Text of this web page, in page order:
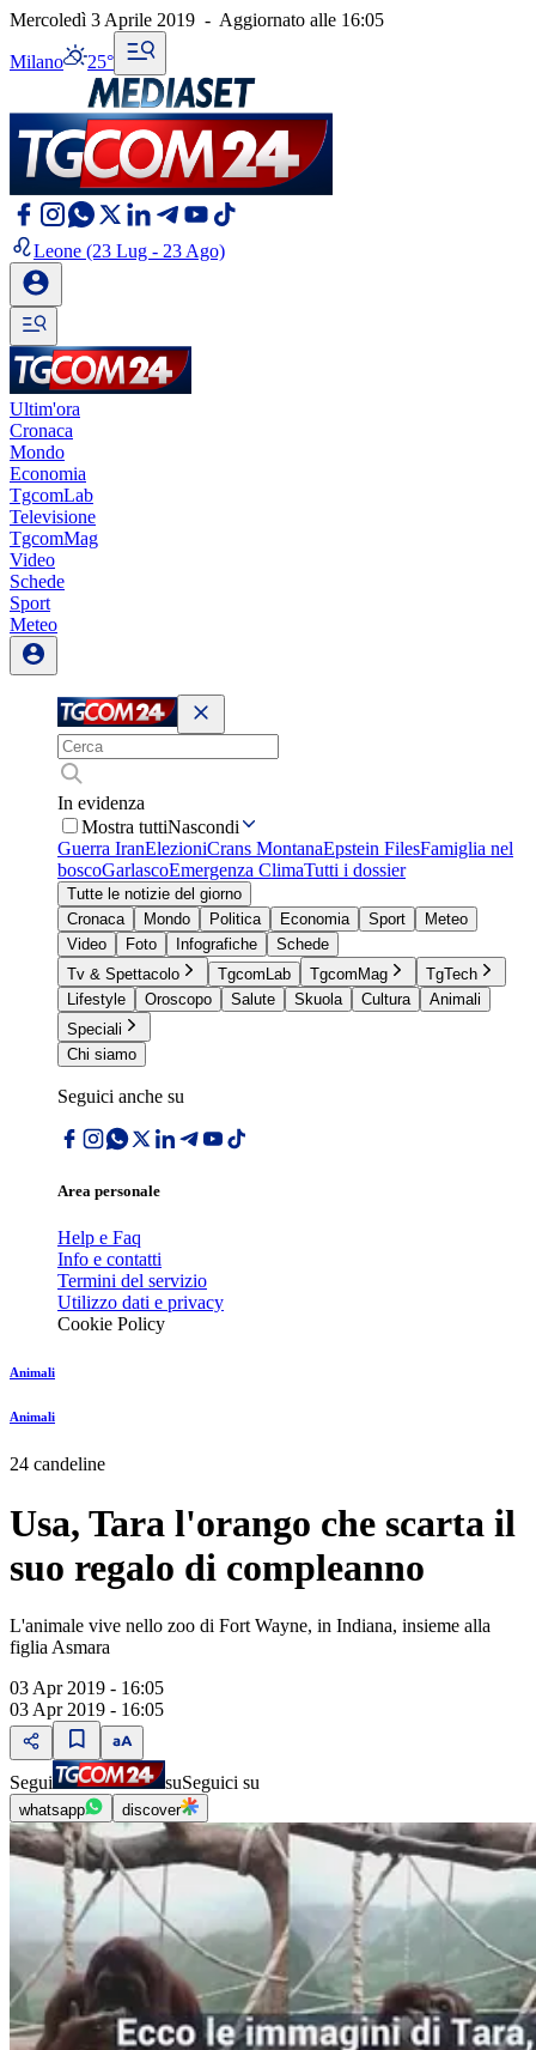
Mercoledì 3 Aprile 2019 - Aggiornato alle 16:05
Milano 25°
Leone (23 Lug - 23 Ago)
Ultim'ora
Cronaca
Mondo
Economia
TgcomLab
Televisione
TgcomMag
Video
Schede
Sport
Meteo
In evidenza
Mostra tuttiNascondi
Guerra IranElezioniCrans MontanaEpstein FilesFamiglia nel
boscoGarlascoEmergenza ClimaTutti i dossier
Tutte le notizie del giorno
Cronaca
Mondo Politica Economia Sport
Meteo
Video
Foto Infografiche
Schede
Tv & Spettacolo
TgcomLab TgcomMag
TgTech
Lifestyle
Oroscopo Salute Skuola Cultura
Animali
Speciali
Chi siamo
Seguici anche su
Area personale
Help e Faq
Info e contatti
Termini del servizio
Utilizzo dati e privacy
Cookie Policy
Animali
Animali
24 candeline
Usa, Tara l'orango che scarta il
suo regalo di compleanno
L'animale vive nello zoo di Fort Wayne, in Indiana, insieme alla
figlia Asmara
03 Apr 2019 - 16:05
03 Apr 2019 - 16:05
Segui suSeguici su
whatsapp discover